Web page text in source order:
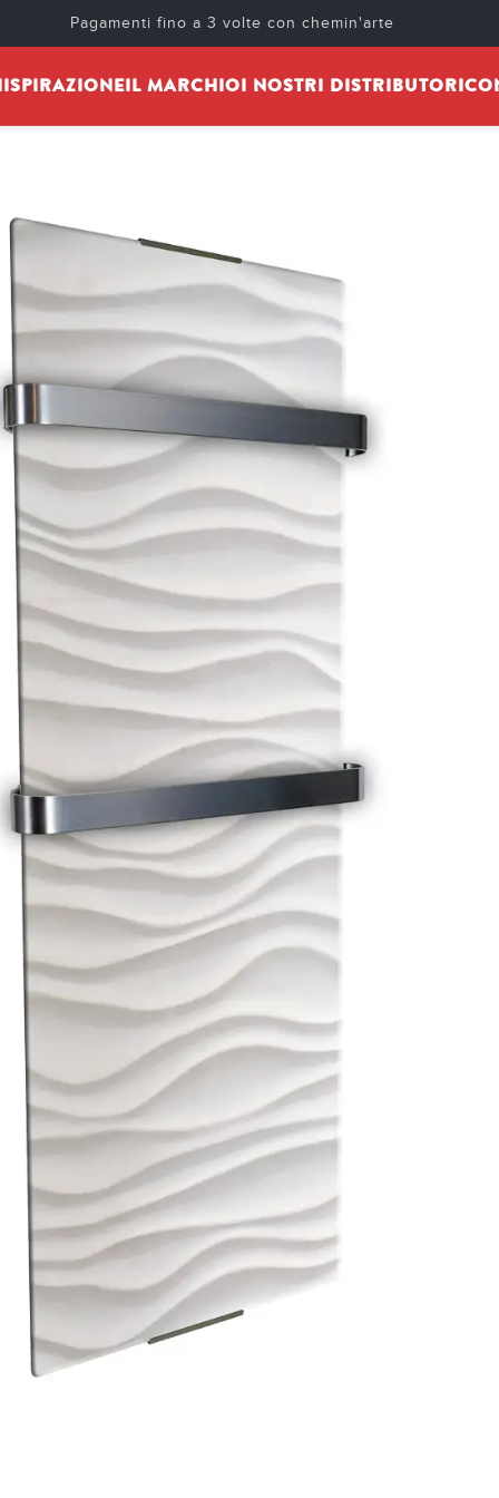
Pagamenti fino a 3 volte con chemin'arte
Da parete
Scoprire
ISPIRAZIONEIL MARCHIOI NOSTRI DISTRIBUTORI